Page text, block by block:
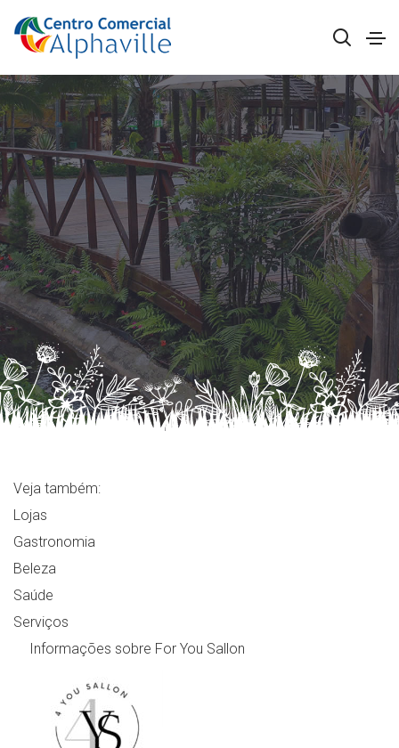
Veja também:
Lojas
Gastronomia
Beleza
Saúde
Serviços
Informações sobre For You Sallon